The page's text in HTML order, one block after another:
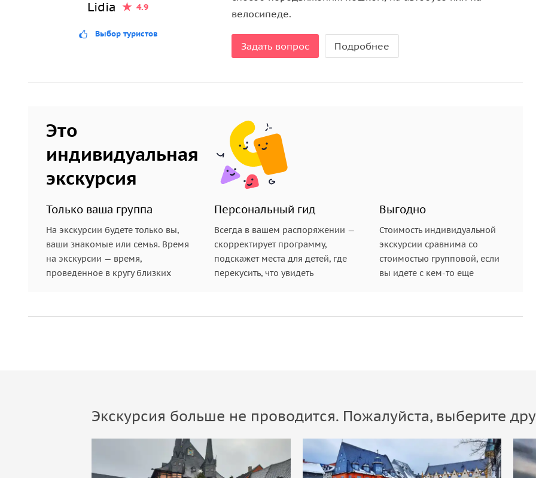
Примерная программа поездки:
дорога займёт 2,5–3 часа;
17:00 — отправление назад в Берлин.
Lidia 4.9
Выбор туристов
велосипеде.
Задать вопрос Подробнее
Это
индивидуальная
экскурсия
Только ваша группа
На экскурсии будете только вы,
ваши знакомые или семья. Время
на экскурсии — время,
проведенное в кругу близких
Персональный гид
Всегда в вашем распоряжении —
скорректирует программу,
подскажет места для детей, где
перекусить, что увидеть
Выгодно
Стоимость индивидуальной
экскурсии сравнима со
стоимостью групповой, если
вы идете с кем-то еще
Экскурсия больше не проводится. Пожалуйста, выберите